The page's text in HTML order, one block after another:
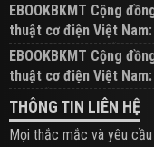
EBOOKBKMT Cộng
thuật cơ điện Việt Nam:
đăng trên Group hỗ trợ
EBOOKBKMT Cộng
thuật cơ điện Việt Nam:
xem hỗ trợ trên Group
THÔNG TIN LIÊN HỆ
Mọi thắc mắc và yêu